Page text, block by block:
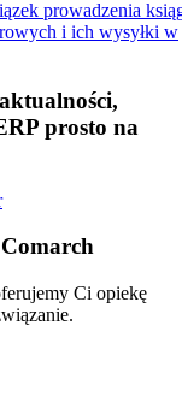
prowadzenia
i ich wysyłki w
prosto na
Ci opiekę